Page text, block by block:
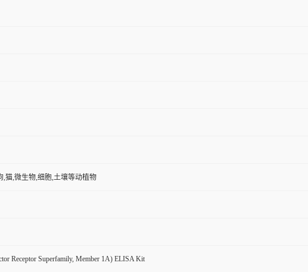
,猫,微生物,细胞,土壤等动植物
Receptor Superfamily, Member 1A) ELISA Kit